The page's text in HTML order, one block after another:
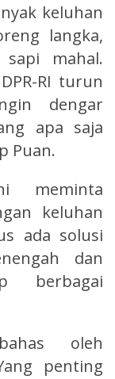
keluhan
langka,
mahal.
RI turun
dengar
apa saja
Puan.
meminta
keluhan
ada solusi
dan
berbagai
oleh
penting